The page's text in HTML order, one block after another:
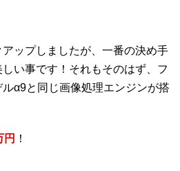
ップしましたが、一番の決め手
い事です！それもそのはず、フ
α9と同じ画像処理エンジンが搭
円 ！